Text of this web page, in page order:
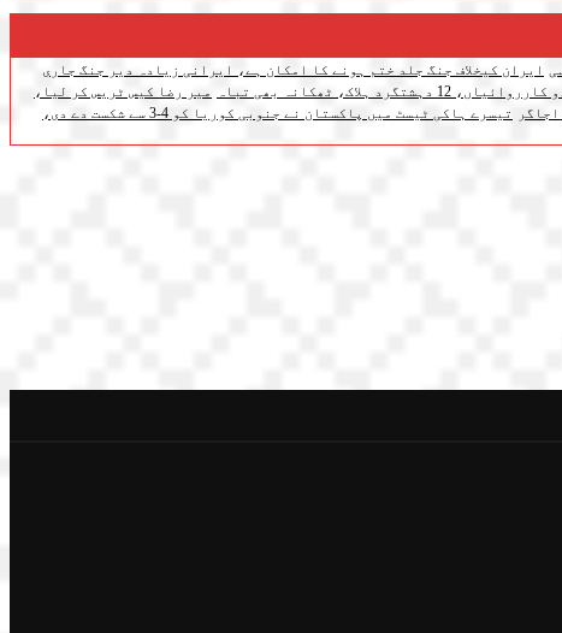
ایران کیخلاف جنگ جلد ختم ہونے کا امکان ہے، ایرانی زیادہ دیر جنگ جاری
ہلاک، ٹھکانہ بھی تباہ
میر رضا کیس ٹریس کر لیا،
تیسرے ہاکی ٹیسٹ میں پاکستان نے جنوبی کوریا کو 4-3 سے شکست دے دی،